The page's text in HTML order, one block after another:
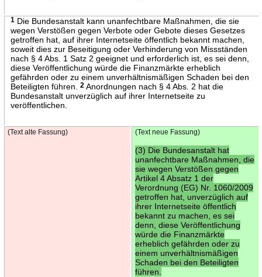
1Die Bundesanstalt kann unanfechtbare Maßnahmen, die sie
wegen Verstößen gegen Verbote oder Gebote dieses Gesetzes
getroffen hat, auf ihrer Internetseite öffentlich bekannt machen,
soweit dies zur Beseitigung oder Verhinderung von Missständen
nach § 4 Abs. 1 Satz 2 geeignet und erforderlich ist, es sei denn,
diese Veröffentlichung würde die Finanzmärkte erheblich
gefährden oder zu einem unverhältnismäßigen Schaden bei den
Beteiligten führen.
2Anordnungen nach § 4 Abs. 2 hat die
Bundesanstalt unverzüglich auf ihrer Internetseite zu
veröffentlichen.
(Text alte Fassung) (Text neue Fassung)
(3) Die Bundesanstalt hat
unanfechtbare Maßnahmen, die
sie wegen Verstößen gegen
Artikel 4 Absatz 1 der
Verordnung (EG) Nr. 1060/2009
getroffen hat, unverzüglich auf
ihrer Internetseite öffentlich
bekannt zu machen, es sei
denn, diese Veröffentlichung
würde die Finanzmärkte
erheblich gefährden oder zu
einem unverhältnismäßigen
Schaden bei den Beteiligten
führen.